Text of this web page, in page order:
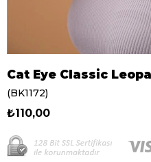
Cat Eye Classic
(BK1172)
₺110,00